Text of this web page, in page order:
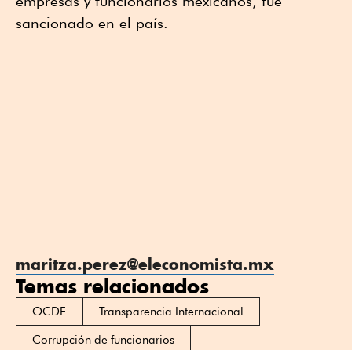
sancionado en el país.
maritza.perez@eleconomista.mx
Temas relacionados
OCDE
Transparencia Internacional
Corrupción de funcionarios